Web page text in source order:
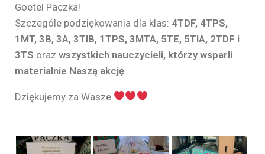
Goetel Paczka!
Szczególe podziękowania dla klas: 4TDF, 4TPS,
1MT, 3B, 3A, 3TIB, 1TPS, 3MTA, 5TE, 5TIA, 2TDF i
3TS oraz wszystkich nauczycieli, którzy wsparli
materialnie Naszą akcję
Dziękujemy za Wasze